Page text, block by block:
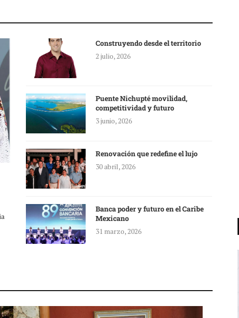
Construyendo desde el territorio
2 julio, 2026
Puente Nichupté movilidad,
competitividad y futuro
3 junio, 2026
Renovación que redefine el lujo
30 abril, 2026
Banca poder y futuro en el Caribe
Mexicano
31 marzo, 2026